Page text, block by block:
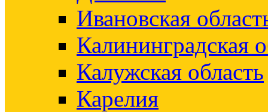
Ивановская
Калининградская
Калужская область
Карелия